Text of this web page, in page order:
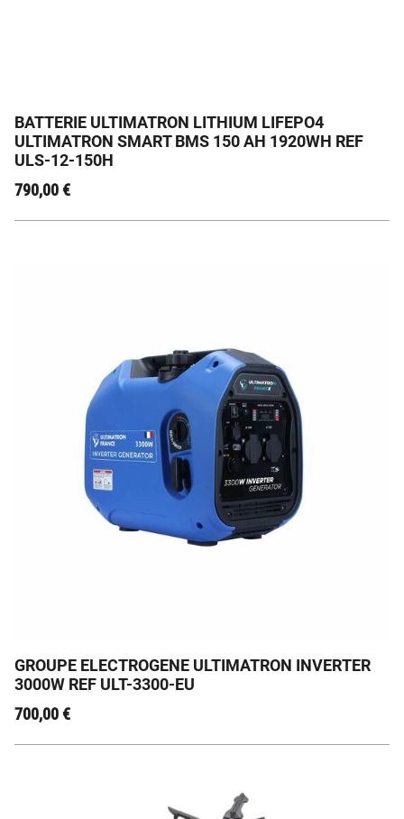
BATTERIE ULTIMATRON LITHIUM LIFEPO4
ULTIMATRON SMART BMS 150 AH 1920WH REF
ULS-12-150H
790,00€
GROUPE ELECTROGENE ULTIMATRON INVERTER
3000W REF ULT-3300-EU
700,00€